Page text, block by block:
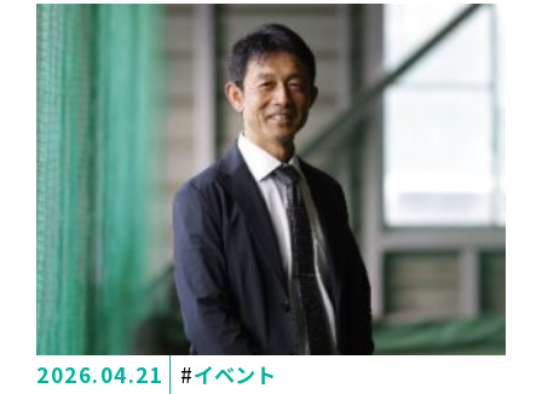
2026.04.21 イベント